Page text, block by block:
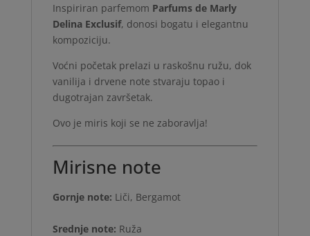
Inspiriran parfemom Parfums de Marly
Delina Exclusif, donosi bogatu i elegantnu
kompoziciju.
Voćni početak prelazi u raskošnu ružu, dok
vanilija i drvene note stvaraju topao i
dugotrajan završetak.
Ovo je miris koji se ne zaboravlja!
Mirisne note
Gornje note: Liči, Bergamot
Srednje note: Ruža